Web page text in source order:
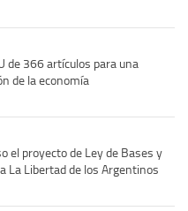
de 366 artículos para una
de la economía
el proyecto de Ley de Bases y
La Libertad de los Argentinos